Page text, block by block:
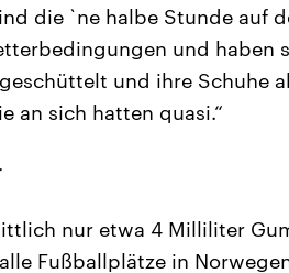
die `ne halbe Stunde auf
und haben
und ihre Schuhe
an sich hatten quasi.“
nur etwa 4 Milliliter
Fußballplätze in